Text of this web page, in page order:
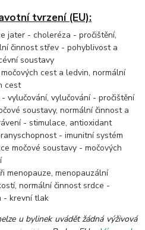
tvrzení (EU):
jater - choleréza - pročištění,
činnost střev - pohyblivost a
soustavy
cest a ledvin, normální
cest
vylučování, vylučování - pročištění
soustavy, normální činnost a
- stimulace, antioxidant
- imunitní systém
močové soustavy - močových
menopauze, menopauzální
normální činnost srdce -
- krevní tlak
u bylinek uvádět žádná výživová